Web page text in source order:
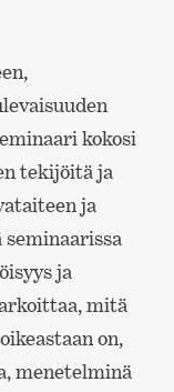
kokosi
tekijöitä ja
ja
ja
mitä
on,
menetelminä